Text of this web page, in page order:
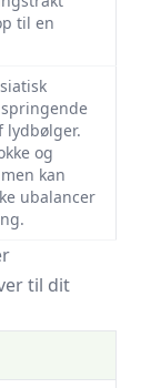
til en
og
kan
ubalancer
til dit